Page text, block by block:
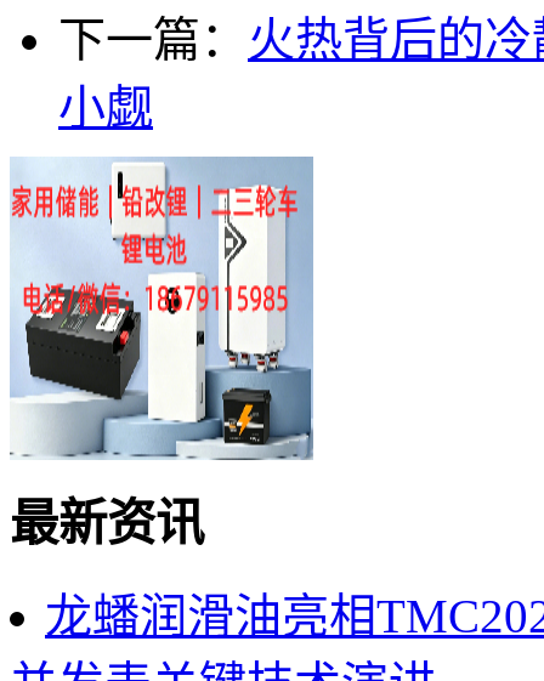
下一篇： 火热背后的
小觑
最新资讯
龙蟠润滑油亮相